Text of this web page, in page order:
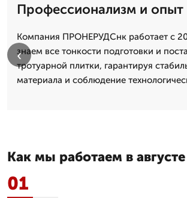
Профессионализм и опыт
Компания ПРОНЕРУДСнк работает с
знаем все тонкости подготовки и
тротуарной плитки, гарантируя
материала и соблюдение
‹
Как мы работаем в
01